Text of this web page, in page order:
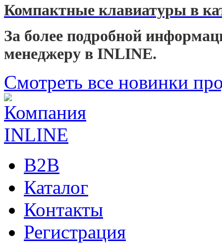
Компактные клавиатуры в
За более подробной
менеджеру в INLINE.
Смотреть все новинки
B2B
Каталог
Контакты
Регистрация